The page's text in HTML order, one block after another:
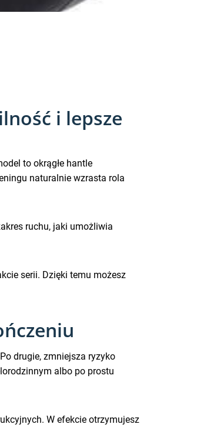
i lepsze
to okrągłe hantle
naturalnie wzrasta rola
ruchu, jaki umożliwia
serii. Dzięki temu możesz
drugie, zmniejsza ryzyko
albo po prostu
W efekcie otrzymujesz